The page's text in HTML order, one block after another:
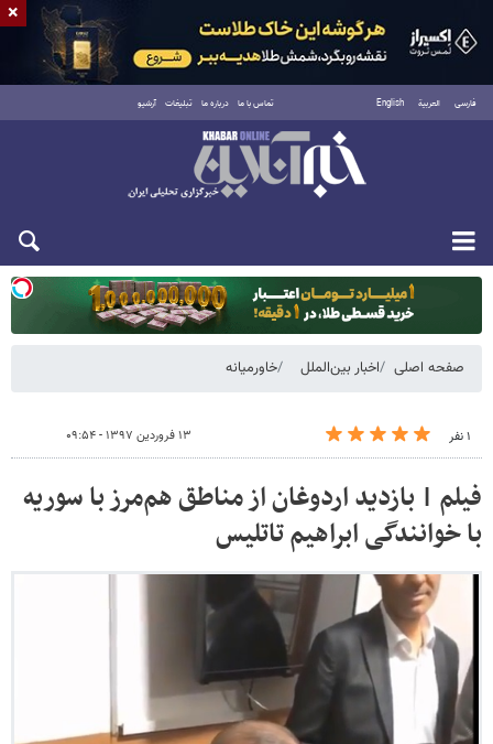
فارسی العربية English تماس با ما درباره ما تبلیغات آرشیو
یکشنبه ۱۸ مرداد ۱۴۰۵
صفحه اصلی اخبار بین‌الملل خاورمیانه
۱ نفر ۱۳ فروردین ۱۳۹۷ - ۰۹:۵۴
فیلم | بازدید اردوغان از مناطق هم‌مرز با سوریه
با خوانندگی ابراهیم تاتلیس
×